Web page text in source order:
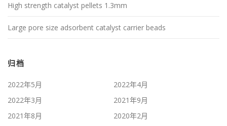
High strength catalyst pellets 1.3mm
Large pore size adsorbent catalyst carrier beads
归档
2022年5月
2022年4月
2022年3月
2021年9月
2021年8月
2020年2月